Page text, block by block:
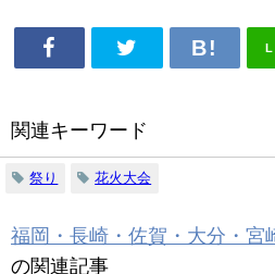
関連キーワード
祭り 花火大会
福岡・長崎・佐賀・大分・宮
の関連記事